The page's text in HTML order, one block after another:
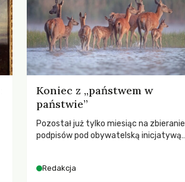
Koniec z „państwem w
państwie”
Pozostał już tylko miesiąc na zbieranie
podpisów pod obywatelską inicjatywą
pełną mobilizację, ponieważ projekt
Redakcja